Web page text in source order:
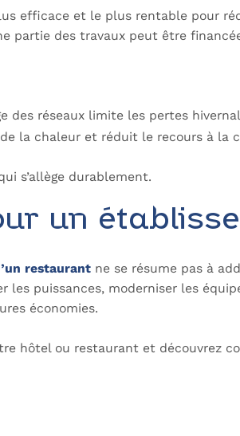
efficace et le plus rentable pour
partie des travaux peut être
des réseaux limite les pertes
la chaleur et réduit le recours à la
s’allège durablement.
un
restaurant ne se résume pas à
les puissances, moderniser les
économies.
hôtel ou restaurant et découvrez